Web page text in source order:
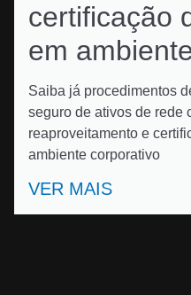
certificação
em
Saiba já procedimentos
seguro de ativos de rede
reaproveitamento e
ambiente corporativo
VER MAIS